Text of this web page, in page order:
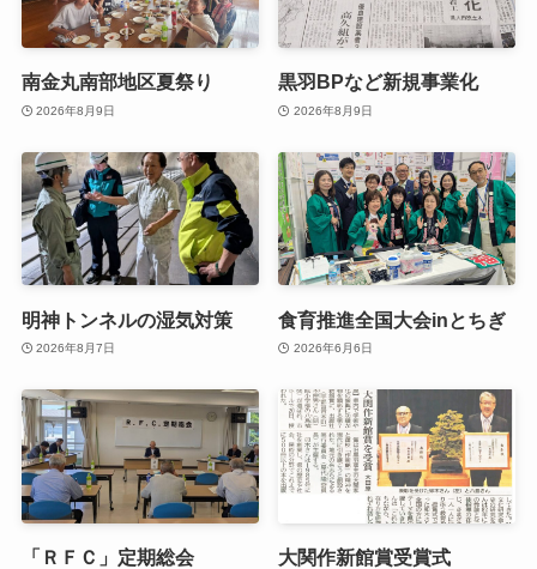
南金丸南部地区夏祭り
2026年8月9日
黒羽BPなど新規事業化
2026年8月9日
明神トンネルの湿気対策
2026年8月7日
食育推進全国大会inとちぎ
2026年6月6日
「ＲＦＣ」定期総会 大関作新館賞受賞式